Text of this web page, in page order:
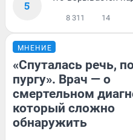
5
8 311 14
МНЕНИЕ
«Спуталась речь,
пургу». Врач — о
смертельном
который сложно
обнаружить